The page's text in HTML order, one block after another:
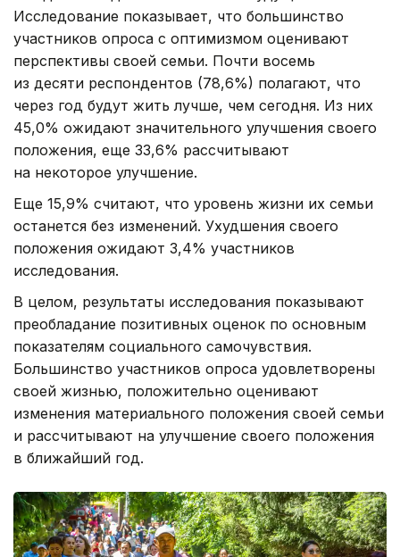
Исследование показывает, что большинство
участников опроса с оптимизмом оценивают
перспективы своей семьи. Почти восемь
из десяти респондентов (78,6%) полагают, что
через год будут жить лучше, чем сегодня. Из них
45,0% ожидают значительного улучшения своего
положения, еще 33,6% рассчитывают
на некоторое улучшение.
Еще 15,9% считают, что уровень жизни их семьи
останется без изменений. Ухудшения своего
положения ожидают 3,4% участников
исследования.
В целом, результаты исследования показывают
преобладание позитивных оценок по основным
показателям социального самочувствия.
Большинство участников опроса удовлетворены
своей жизнью, положительно оценивают
изменения материального положения своей семьи
и рассчитывают на улучшение своего положения
в ближайший год.